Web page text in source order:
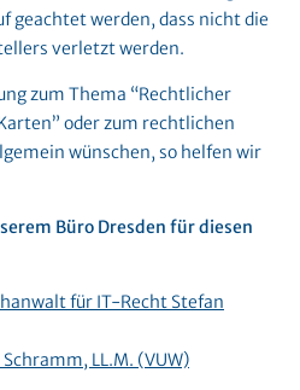
geachtet werden, dass nicht die
verletzt werden.
zum Thema “Rechtlicher
oder zum rechtlichen
wünschen, so helfen wir
Büro Dresden für diesen
für IT-Recht Stefan
LL.M. (VUW)